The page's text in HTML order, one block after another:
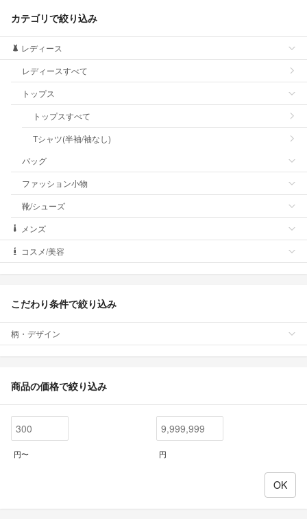
カテゴリで絞り込み
レディース
レディースすべて
トップス
トップスすべて
Tシャツ(半袖/袖なし)
バッグ
ファッション小物
靴/シューズ
メンズ
コスメ/美容
こだわり条件で絞り込み
柄・デザイン
商品の価格で絞り込み
円〜 円